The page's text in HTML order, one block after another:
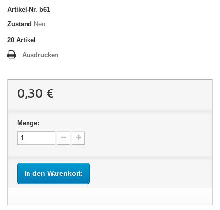
Artikel-Nr. b61
Zustand Neu
20 Artikel
Ausdrucken
0,30 €
Menge:
In den Warenkorb